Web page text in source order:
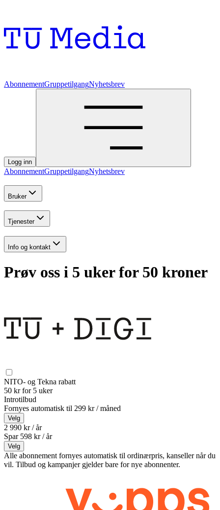
AbonnementGruppetilgangNyhetsbrev
Logg inn
AbonnementGruppetilgangNyhetsbrev
Bruker
Tjenester
Info og kontakt
Prøv oss i 5 uker for 50 kroner
NITO- og Tekna rabatt
50 kr for 5 uker
Introtilbud
Fornyes automatisk til 299 kr / måned
Velg
2 990 kr / år
Spar 598 kr /år
Velg
Alle abonnement fornyes automatisk til ordinærpris, kanseller når du
vil. Tilbud og kampanjer gjelder bare for nye abonnenter.